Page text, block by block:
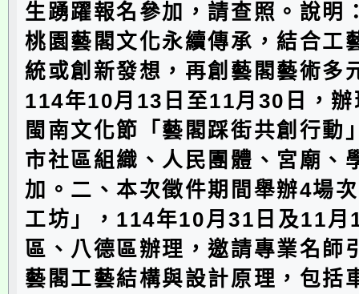
生踴躍報名參加，請查照。說明
桃園藝閣文化永續傳承，結合工
統或創新發想，再創藝閣藝術多
114年10月13日至11月30日，
閩南文化節「藝閣踩街共創行動
市社區組織、人民團體、宮廟、
加。二、本次徵件期間舉辦4場
工坊」，114年10月31日及11月
區、八德區辦理，邀請專業名師
藝閣工藝結構與設計原理，包括